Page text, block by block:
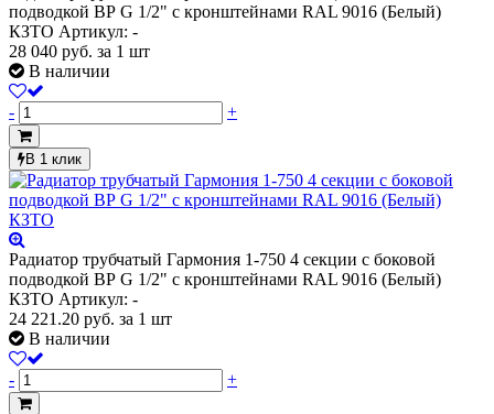
подводкой ВР G 1/2" с кронштейнами RAL 9016 (Белый)
КЗТО Артикул: -
28 040 руб. за 1 шт
В наличии
- +
В 1 клик
Радиатор трубчатый Гармония 1-750 4 секции с боковой
подводкой ВР G 1/2" с кронштейнами RAL 9016 (Белый)
КЗТО Артикул: -
24 221.20 руб. за 1 шт
В наличии
- +